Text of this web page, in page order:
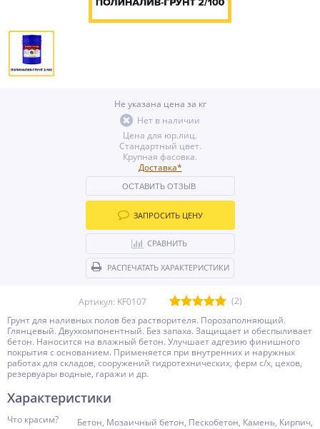
Не указана цена за кг
Нет в наличии
Цена для юр.лиц.
Стандартный цвет.
Крупная фасовка.
Доставка*
ОСТАВИТЬ ОТЗЫВ
ЗАПРОСИТЬ ЦЕНУ
СРАВНИТЬ
РАСПЕЧАТАТЬ ХАРАКТЕРИСТИКИ
Артикул: KF0107
(2)
Грунт для наливных полов без растворителя. Порозаполняющий.
Глянцевый. Двухкомпонентный. Без запаха. Защищает и обеспыливает
бетон. Наносится на влажный бетон. Улучшает адгезию финишного
покрытия с основанием. Применяется при внутренних и наружных
работах для складов, сооружений гидротехнических, ферм с/х, цехов,
резервуары водные, гаражи и др.
Характеристики
Что красим?
Бетон, Мозаичный бетон, Пескобетон, Камень, Кирпич,